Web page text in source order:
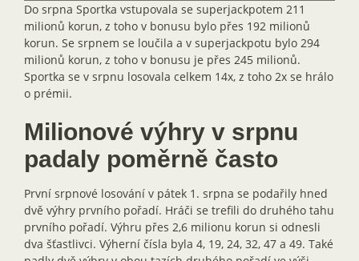
Do srpna Sportka vstupovala se superjackpotem 211
milionů korun, z toho v bonusu bylo přes 192 milionů
korun. Se srpnem se loučila a v superjackpotu bylo 294
milionů korun, z toho v bonusu je přes 245 milionů.
Sportka se v srpnu losovala celkem 14x, z toho 2x se hrálo
o prémii.
Milionové výhry v srpnu
padaly poměrně často
První srpnové losování v pátek 1. srpna se podařily hned
dvě výhry prvního pořadí. Hráči se trefili do druhého tahu
prvního pořadí. Výhru přes 2,6 milionu korun si odnesli
dva šťastlivci. Výherní čísla byla 4, 19, 24, 32, 47 a 49. Také